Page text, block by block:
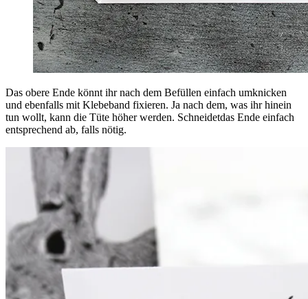
Das obere Ende könnt ihr nach dem Befüllen einfach umknicken
und ebenfalls mit Klebeband fixieren. Ja nach dem, was ihr hinein
tun wollt, kann die Tüte höher werden. Schneidetdas Ende einfach
entsprechend ab, falls nötig.